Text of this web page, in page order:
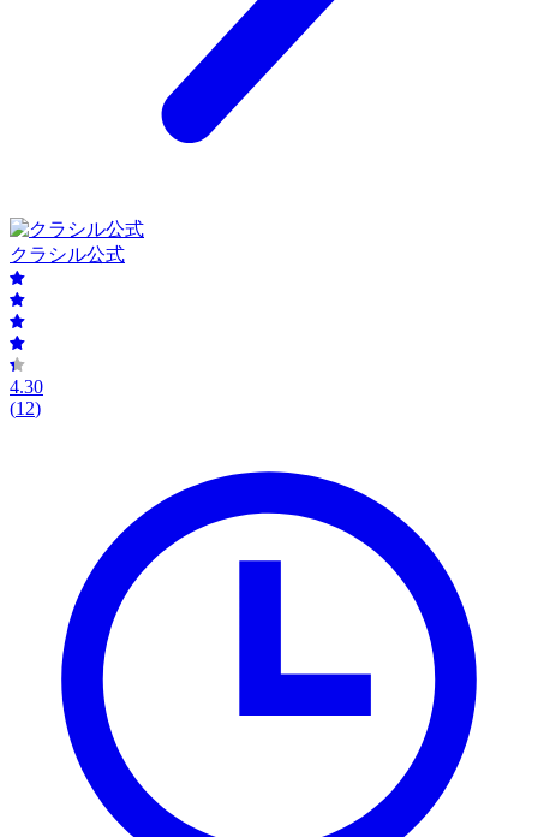
クラシル公式
4.30
(12)